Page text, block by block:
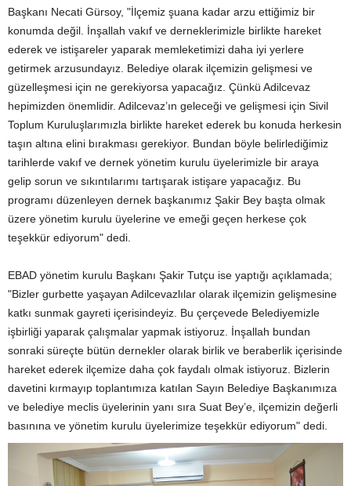
Başkanı Necati Gürsoy, "İlçemiz şuana kadar arzu ettiğimiz bir
konumda değil. İnşallah vakıf ve derneklerimizle birlikte hareket
ederek ve istişareler yaparak memleketimizi daha iyi yerlere
getirmek arzusundayız. Belediye olarak ilçemizin gelişmesi ve
güzelleşmesi için ne gerekiyorsa yapacağız. Çünkü Adilcevaz
hepimizden önemlidir. Adilcevaz’ın geleceği ve gelişmesi için Sivil
Toplum Kuruluşlarımızla birlikte hareket ederek bu konuda herkesin
taşın altına elini bırakması gerekiyor. Bundan böyle belirlediğimiz
tarihlerde vakıf ve dernek yönetim kurulu üyelerimizle bir araya
gelip sorun ve sıkıntılarımı tartışarak istişare yapacağız. Bu
programı düzenleyen dernek başkanımız Şakir Bey başta olmak
üzere yönetim kurulu üyelerine ve emeği geçen herkese çok
teşekkür ediyorum" dedi.
EBAD yönetim kurulu Başkanı Şakir Tutçu ise yaptığı açıklamada;
"Bizler gurbette yaşayan Adilcevazlılar olarak ilçemizin gelişmesine
katkı sunmak gayreti içerisindeyiz. Bu çerçevede Belediyemizle
işbirliği yaparak çalışmalar yapmak istiyoruz. İnşallah bundan
sonraki süreçte bütün dernekler olarak birlik ve beraberlik içerisinde
hareket ederek ilçemize daha çok faydalı olmak istiyoruz. Bizlerin
davetini kırmayıp toplantımıza katılan Sayın Belediye Başkanımıza
ve belediye meclis üyelerinin yanı sıra Suat Bey’e, ilçemizin değerli
basınına ve yönetim kurulu üyelerimize teşekkür ediyorum" dedi.